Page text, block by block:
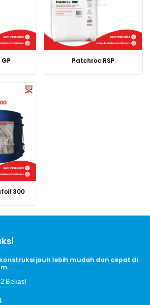
GP Patchroc RSP
300
jauh lebih mudah dan cepat di
Bekasi